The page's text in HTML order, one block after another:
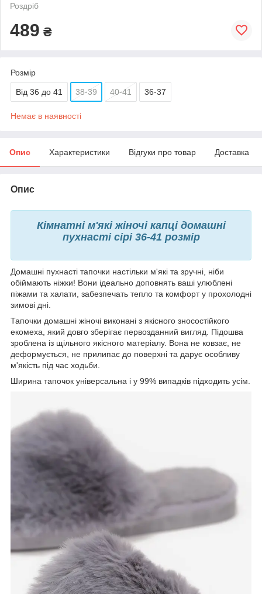
Роздріб
489 ₴
Розмір
Від 36 до 41 38-39 40-41 36-37
Немає в наявності
Опис Характеристики Відгуки про товар Доставка
Опис
Кімнатні м'які жіночі капці домашні
пухнасті сірі 36-41 розмір
Домашні пухнасті тапочки настільки м'які та зручні, ніби
обіймають ніжки! Вони ідеально доповнять ваші улюблені
піжами та халати, забезпечать тепло та комфорт у прохолодні
зимові дні.
Тапочки домашні жіночі виконані з якісного зносостійкого
екомеха, який довго зберігає первозданний вигляд. Підошва
зроблена із щільного якісного матеріалу. Вона не ковзає, не
деформується, не прилипає до поверхні та дарує особливу
м'якість під час ходьби.
Ширина тапочок універсальна і у 99% випадків підходить усім.